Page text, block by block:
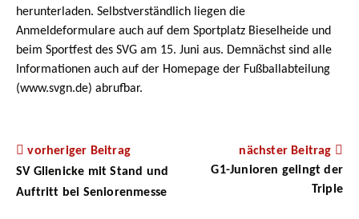
herunterladen. Selbstverständlich liegen die
Anmeldeformulare auch auf dem Sportplatz Bieselheide und
beim Sportfest des SVG am 15. Juni aus. Demnächst sind alle
Informationen auch auf der Homepage der Fußballabteilung
(www.svgn.de) abrufbar.
vorheriger Beitrag
SV Glienicke mit Stand und
Auftritt bei Seniorenmesse
nächster Beitrag
G1-Junioren gelingt der
Triple